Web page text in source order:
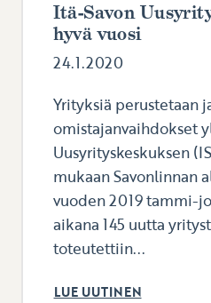
Itä-Savon
hyvä vuosi
24.1.2020
Yrityksiä perustetaan
omistajanvaihdokset
Uusyrityskeskuksen
mukaan Savonlinnan
vuoden 2019 tammi-
aikana 145 uutta
toteutettiin...
LUE UUTINEN